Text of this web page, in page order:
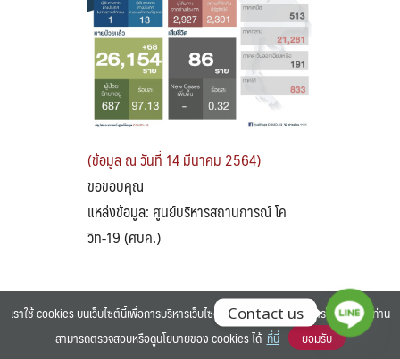
Search
(ข้อมูล ณ วันที่ 14 มีนาคม 2564)
ขอขอบคุณ
แหล่งข้อมูล: ศูนย์บริหารสถานการณ์ โค
วิท-19 (ศบค.)
©2025 BANGKOK UNIVERSITY. ALL RIGHTS RESERVED.
เราใช้ cookies บนเว็บไซต์นี้เพื่อการบริหารเว็บไซต์ และเพิ่มประสิทธิภาพการใช้งานของท่าน
สามารถตรวจสอบหรือดูนโยบายของ cookies ได้ ที่นี่ ยอมรับ
Contact us